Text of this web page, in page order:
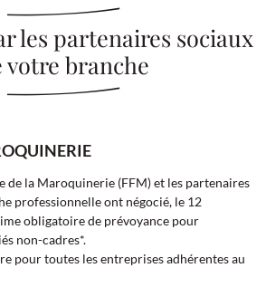
les partenaires sociaux
votre branche
de la Maroquinerie (FFM) et les partenaires
professionnelle ont négocié, le 12
obligatoire de prévoyance pour
non-cadres*.
pour toutes les entreprises adhérentes au